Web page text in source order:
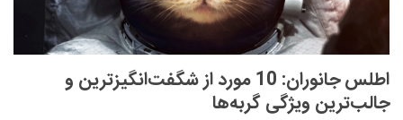
ورزش و تندرستی
روانشناسی
مراکز پزشکی و دارویی
فرهنگ و هنر
اطلس جانوران: 10 مورد از شگفت‌انگیزترین و
جالب‌ترین ویژگی گربه‌ها